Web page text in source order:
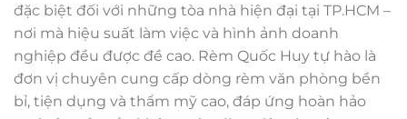
đặc biệt đối với những tòa nhà hiện đại tại TP.HCM –
nơi mà hiệu suất làm việc và hình ảnh doanh
nghiệp đều được đề cao. Rèm Quốc Huy tự hào là
đơn vị chuyên cung cấp dòng rèm văn phòng bền
bỉ, tiện dụng và thẩm mỹ cao, đáp ứng hoàn hảo